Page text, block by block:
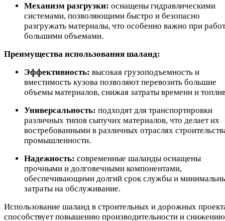
Механизм разгрузки: оснащены гидравлическими
системами, позволяющими быстро и безопасно
разгружать материалы, что особенно важно при
большими объемами.
Преимущества использования шаланд:
Эффективность: высокая грузоподъемность и
вместимость кузова позволяют перевозить большие
объемы материалов, снижая затраты времени и
Универсальность: подходят для транспортировки
различных типов сыпучих материалов, что делает их
востребованными в различных отраслях
промышленности.
Надежность: современные шаланды оснащены
прочными и долговечными компонентами,
обеспечивающими долгий срок службы и
затраты на обслуживание.
Использование шаланд в строительных и дорожных
способствует повышению производительности и снижению